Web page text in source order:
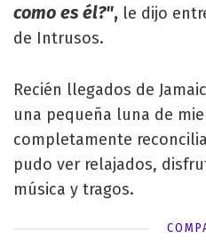
como es él?", le dijo
de Intrusos.
Recién llegados de
una pequeña luna de
completamente
pudo ver relajados,
música y tragos.